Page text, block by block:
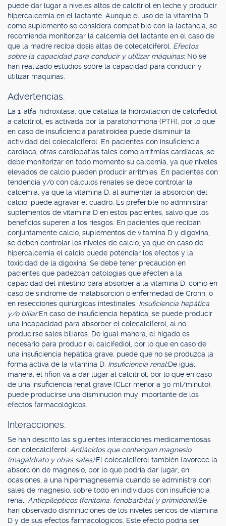
puede dar lugar a niveles altos de calcitriol en leche y producir
hipercalcemia en el lactante. Aunque el uso de la vitamina D
como suplemento se considera compatible con la lactancia, se
recomienda monitorizar la calcemia del lactante en el caso de
que la madre reciba dosis altas de colecalciferol. Efectos
sobre la capacidad para conducir y utilizar máquinas: No se
han realizado estudios sobre la capacidad para conducir y
utilizar máquinas.
Advertencias.
La 1-alfa-hidroxilasa, que cataliza la hidroxilación de calcifediol
a calcitriol, es activada por la paratohormona (PTH), por lo que
en caso de insuficiencia paratiroidea puede disminuir la
actividad del colecalciferol. En pacientes con insuficiencia
cardíaca, otras cardiopatías tales como arritmias cardíacas, se
debe monitorizar en todo momento su calcemia, ya que niveles
elevados de calcio pueden producir arritmias. En pacientes con
tendencia y/o con cálculos renales se debe controlar la
calcemia, ya que la vitamina D, al aumentar la absorción del
calcio, puede agravar el cuadro. Es preferible no administrar
suplementos de vitamina D en estos pacientes, salvo que los
beneficios superen a los riesgos. En pacientes que reciban
conjuntamente calcio, suplementos de vitamina D y digoxina,
se deben controlar los niveles de calcio, ya que en caso de
hipercalcemia el calcio puede potenciar los efectos y la
toxicidad de la digoxina. Se debe tener precaución en
pacientes que padezcan patologías que afecten a la
capacidad del intestino para absorber a la vitamina D, como en
caso de síndrome de malabsorción o enfermedad de Crohn, o
en resecciones quirúrgicas intestinales. Insuficiencia hepática
y/o biliar:En caso de insuficiencia hepática, se puede producir
una incapacidad para absorber el colecalciferol, al no
producirse sales biliares. De igual manera, el hígado es
necesario para producir el calcifediol, por lo que en caso de
una insuficiencia hepática grave, puede que no se produzca la
forma activa de la vitamina D. Insuficiencia renal:De igual
manera, el riñón va a dar lugar al calcitriol, por lo que en caso
de una insuficiencia renal grave (CLcr menor a 30 ml/minuto),
puede producirse una disminución muy importante de los
efectos farmacológicos.
Interacciones.
Se han descrito las siguientes interacciones medicamentosas
con colecalciferol: Antiácidos que contengan magnesio
(magaldrato y otras sales):El colecalciferol también favorece la
absorción de magnesio, por lo que podría dar lugar, en
ocasiones, a una hipermagnesemia cuando se administra con
sales de magnesio, sobre todo en individuos con insuficiencia
renal. Antiepilépticos (fenitoína, fenobarbital y primidona):Se
han observado disminuciones de los niveles séricos de vitamina
D y de sus efectos farmacológicos. Este efecto podría ser